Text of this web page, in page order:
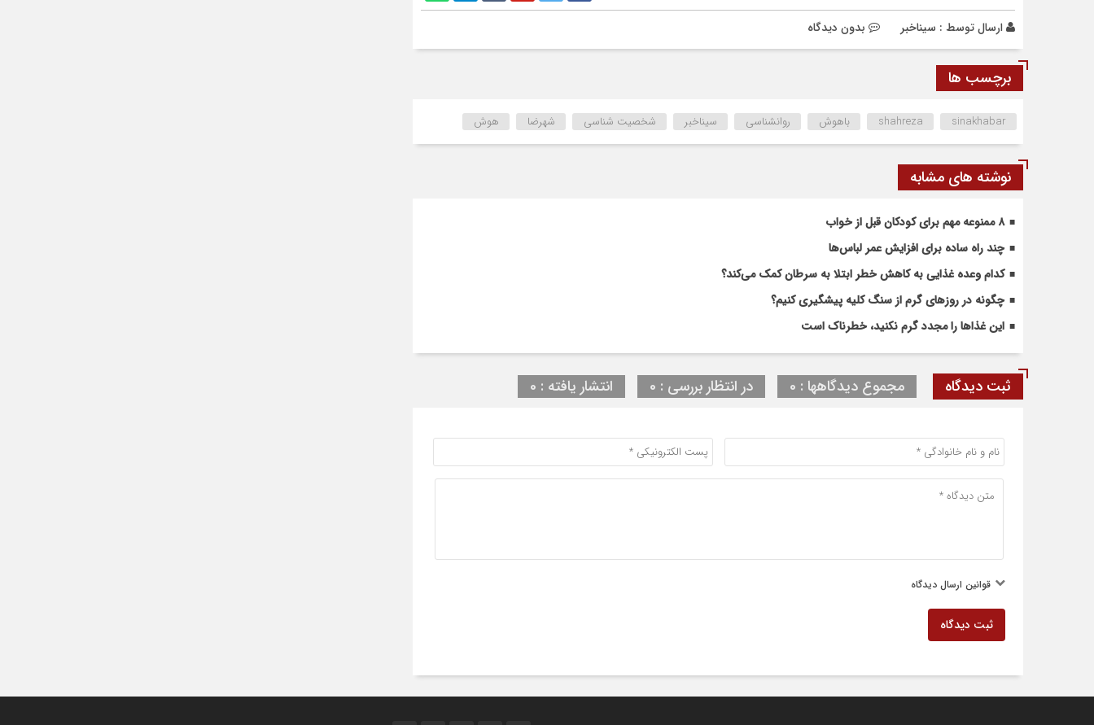
ارسال توسط : سیناخبر بدون دیدگاه
برچسب ها
shahreza sinakhabar باهوش روانشناسی سیناخبر شخصیت شناسی شهرضا هوش
نوشته های مشابه
۸ ممنوعه مهم برای کودکان قبل از خواب
چند راه ساده برای افزایش عمر لباس‌ها
کدام وعده غذایی به کاهش خطر ابتلا به سرطان کمک می‌کند؟
چگونه در روزهای گرم از سنگ کلیه پیشگیری کنیم؟
این غذاها را مجدد گرم نکنید، خطرناک است
ثبت دیدگاه مجموع دیدگاهها : 0 در انتظار بررسی : 0 انتشار یافته : 0
قوانین ارسال دیدگاه
ثبت دیدگاه